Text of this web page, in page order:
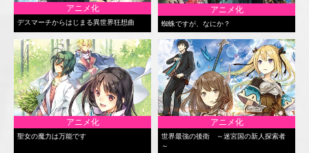
アニメ化
デスマーチからはじまる異世界狂想曲
アニメ化
蜘蛛ですが、なにか？
アニメ化
聖女の魔力は万能です
アニメ化
世界最強の後衛 ～迷宮国の新人探索者
～